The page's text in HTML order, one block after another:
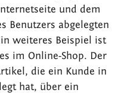
und dem
Benutzers abgelegten
weiteres Beispiel ist
im Online-Shop. Der
die ein Kunde in
hat, über ein